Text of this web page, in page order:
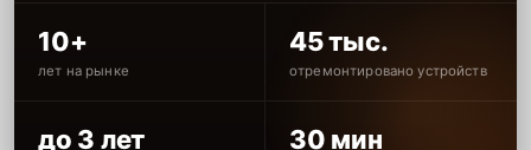
10+
лет на рынке
45 тыс.
отремонтировано устройств
до 3 лет 30 мин